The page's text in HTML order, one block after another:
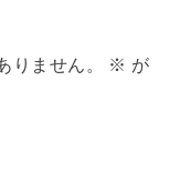
りません。 ※ が